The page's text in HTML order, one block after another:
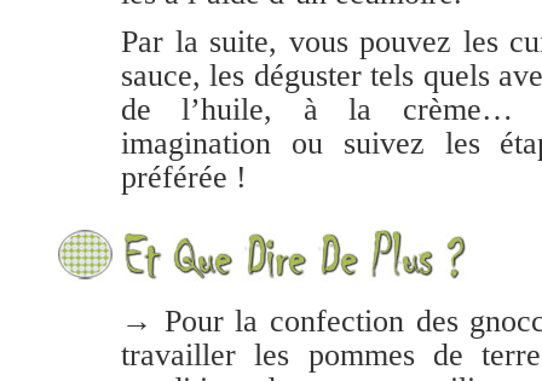
Par la suite, vous pouvez les
sauce, les déguster tels quels
de l’huile, à la crème…
imagination ou suivez les
préférée !
→ Pour la confection des
travailler les pommes de